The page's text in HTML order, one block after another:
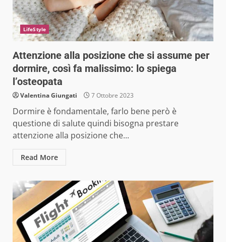
LifeStyle
Attenzione alla posizione che si assume per
dormire, così fa malissimo: lo spiega
l’osteopata
Valentina Giungati 7 Ottobre 2023
Dormire è fondamentale, farlo bene però è
questione di salute quindi bisogna prestare
attenzione alla posizione che...
Read More